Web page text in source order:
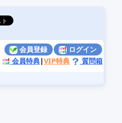
会員登録
ログイン
会員特典|VIP特典 質問箱